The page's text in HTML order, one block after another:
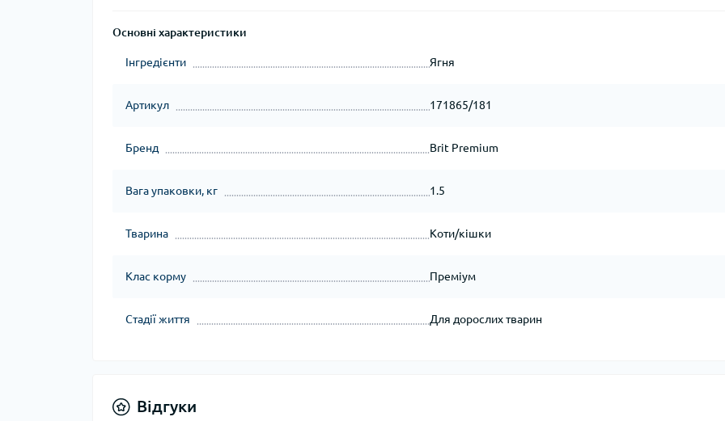
Основні характеристики
Інгредієнти Ягня
Артикул 171865/181
Бренд Brit Premium
Вага упаковки, кг 1.5
Тварина Коти/кішки
Клас корму Преміум
Стадії життя Для дорослих тварин
Відгуки